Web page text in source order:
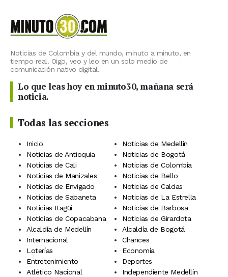
Noticias de Colombia y del mundo, minuto a minuto, en
tiempo real. Oigo, veo y leo en un solo medio de
comunicación nativo digital.
Lo que leas hoy en minuto30, mañana será
noticia.
Todas las secciones
Inicio
Noticias de Medellín
Noticias de Antioquia
Noticias de Bogotá
Noticias de Cali
Noticias de Colombia
Noticias de Manizales
Noticias de Bello
Noticias de Envigado
Noticias de Caldas
Noticias de Sabaneta
Noticias de La Estrella
Noticias Itagüí
Noticias de Barbosa
Noticias de Copacabana
Noticias de Girardota
Alcaldía de Medellín
Alcaldía de Bogotá
Internacional
Chances
Loterías
Economía
Entretenimiento
Deportes
Atlético Nacional
Independiente Medellín